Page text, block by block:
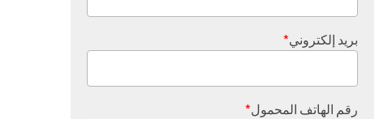
بريد إلكتروني*
رقم الهاتف المحمول*